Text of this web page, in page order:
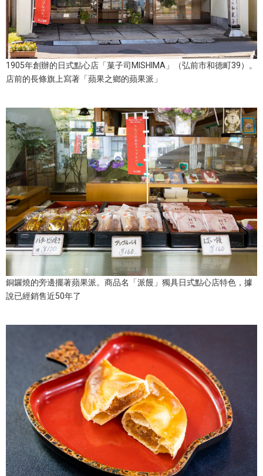
語言
東京
編輯部通知
1905年創辦的日式點心店「菓子司MISHIMA」（弘前市和德町39）。
店前的長條旗上寫著「蘋果之鄉的蘋果派」
銅鑼燒的旁邊擺著蘋果派。商品名「派饅」獨具日式點心店特色，據
說已經銷售近50年了